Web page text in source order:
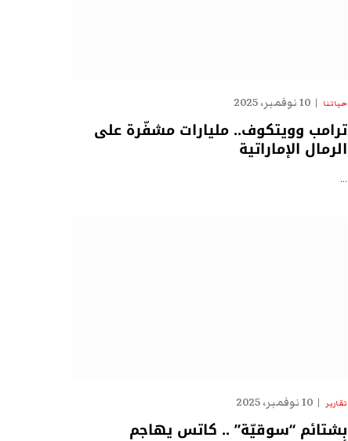
حياتنا 10 نوفمبر، 2025
ترامب وويتكوف.. مليارات مشفّرة على
الرمال الإماراتية
…
تقارير 10 نوفمبر، 2025
بشتائم “سوقيّة” .. كاتس يهاجم